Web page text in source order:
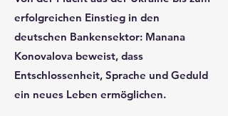
erfolgreichen Einstieg in den
deutschen Bankensektor: Manana
Konovalova beweist, dass
Entschlossenheit, Sprache und Geduld
ein neues Leben ermöglichen.​